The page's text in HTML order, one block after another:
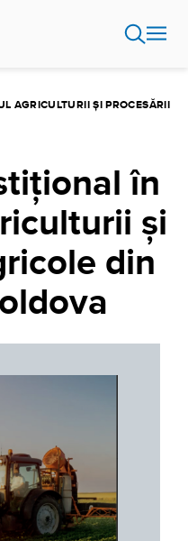
AGRICULTURII ȘI PROCESĂRII
în
și
din